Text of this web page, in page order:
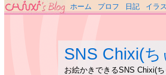
ホーム プロフ 日記 イラ
SNS Chixi(
お絵かきできるSNS Chixi(